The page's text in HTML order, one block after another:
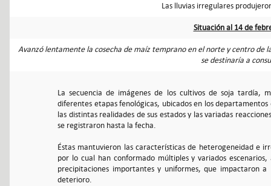
Las lluvias irregulares
Situación al 14 de
Avanzó lentamente la cosecha de maíz temprano en el norte y centro de
se destinaría a
La secuencia de imágenes de los cultivos de soja tardía,
diferentes etapas fenológicas, ubicados en los
las distintas realidades de sus estados y las variadas
se registraron hasta la fecha.
Éstas mantuvieron las características de heterogeneidad e
por lo cual han conformado múltiples y variados
precipitaciones importantes y uniformes, que impactaron
deterioro.